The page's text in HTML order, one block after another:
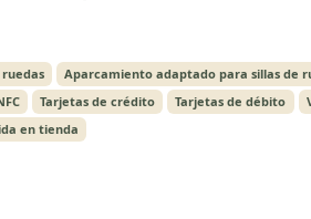
Aparcamiento adaptado para sillas de
Tarjetas de crédito Tarjetas de débito
en tienda